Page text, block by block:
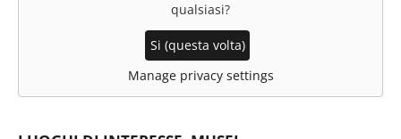
qualsiasi?
Si (questa volta)
Manage privacy settings